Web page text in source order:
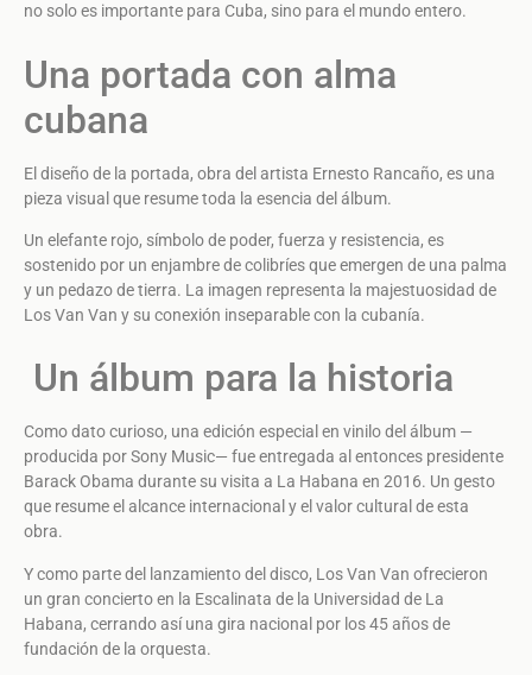
no solo es importante para Cuba, sino para el mundo entero.
Una portada con alma
cubana
El diseño de la portada, obra del artista Ernesto Rancaño, es una
pieza visual que resume toda la esencia del álbum.
Un elefante rojo, símbolo de poder, fuerza y resistencia, es
sostenido por un enjambre de colibríes que emergen de una palma
y un pedazo de tierra. La imagen representa la majestuosidad de
Los Van Van y su conexión inseparable con la cubanía.
Un álbum para la historia
Como dato curioso, una edición especial en vinilo del álbum —
producida por Sony Music— fue entregada al entonces presidente
Barack Obama durante su visita a La Habana en 2016. Un gesto
que resume el alcance internacional y el valor cultural de esta
obra.
Y como parte del lanzamiento del disco, Los Van Van ofrecieron
un gran concierto en la Escalinata de la Universidad de La
Habana, cerrando así una gira nacional por los 45 años de
fundación de la orquesta.